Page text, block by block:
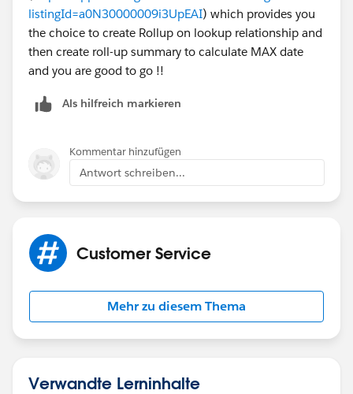
listingId=a0N30000009i3UpEAI) which provides you
the choice to create Rollup on lookup relationship and
then create roll-up summary to calculate MAX date
and you are good to go !!
Als hilfreich markieren
Kommentar hinzufügen
Antwort schreiben...
Customer Service
Mehr zu diesem Thema
Verwandte Lerninhalte